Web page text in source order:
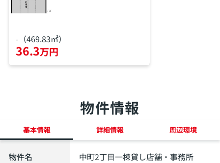
-（469.83㎡）
36.3万円
物件情報
基本情報 詳細情報 周辺環境
物件名 中町2丁目一棟貸し店舗・事務所